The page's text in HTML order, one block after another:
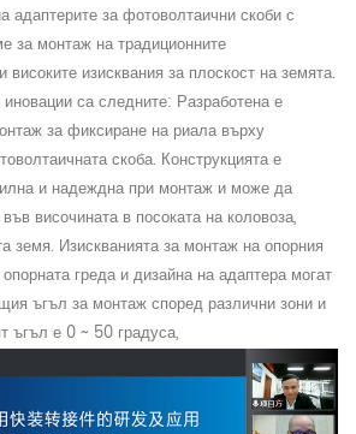
адаптерите за фотоволтаични скоби с
за монтаж на традиционните
изисквания за плоскост на земята.
са следните: Разработена е
за фиксиране на риала върху
скоба. Конструкцията е
и надеждна при монтаж и може да
височината в посоката на коловоза,
земя. Изискванията за монтаж на опорния
греда и дизайна на адаптера могат
ъгъл за монтаж според различни зони и
ъгъл е 0 ~ 50 градуса,